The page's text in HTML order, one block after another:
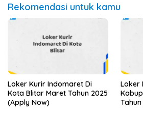
Rekomendasi untuk kamu
Loker Kurir Indomaret Di
Kota Blitar Maret Tahun 2025
(Apply Now)
Loker